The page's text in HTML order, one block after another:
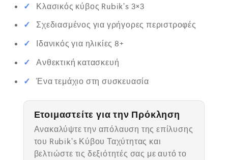
Κλασικός κύβος Rubik’s 3×3
Σχεδιασμένος για γρήγορες περιστροφές
Ιδανικός για ηλικίες 8+
Ανθεκτική κατασκευή
Ένα τεμάχιο στη συσκευασία
Ετοιμαστείτε για την Πρόκληση
Ανακαλύψτε την απόλαυση της επίλυσης
του Rubik’s Κύβου Ταχύτητας και
βελτιώστε τις δεξιότητές σας με αυτό το